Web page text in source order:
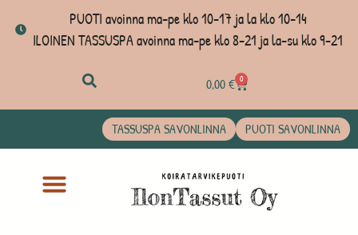
PUOTI avoinna ma-pe klo 10-17 ja la klo 10-14
ILOINEN TASSUSPA avoinna ma-pe klo 8-21 ja la-su klo 9-21
0,00€ 0
TASSUSPA SAVONLINNA PUOTI SAVONLINNA